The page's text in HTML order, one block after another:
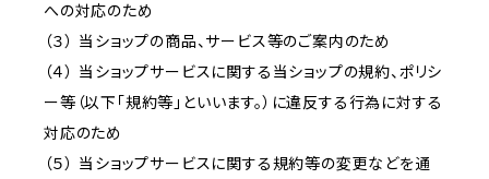
への対応のため
（３） 当ショップの商品、サービス等のご案内のため
（４） 当ショップサービスに関する当ショップの規約、ポリシ
ー等（以下「規約等」といいます。）に違反する行為に対する
対応のため
（５） 当ショップサービスに関する規約等の変更などを通